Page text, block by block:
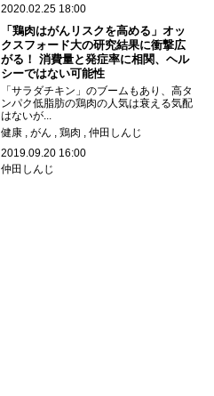
2020.02.25 18:00
「鶏肉はがんリスクを高める」オッ
クスフォード大の研究結果に衝撃広
がる！ 消費量と発症率に相関、ヘル
シーではない可能性
「サラダチキン」のブームもあり、高タ
ンパク低脂肪の鶏肉の人気は衰える気配
はないが...
健康
がん 鶏肉
仲田しんじ
2019.09.20 16:00
仲田しんじ